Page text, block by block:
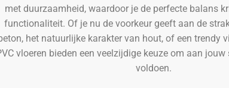
met duurzaamheid, waardoor je de perfecte balans
functionaliteit. Of je nu de voorkeur geeft aan de
het natuurlijke karakter van hout, of een trendy
vloeren bieden een veelzijdige keuze om aan
voldoen.